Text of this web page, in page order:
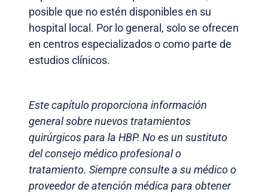
posible que no estén disponibles en su
hospital local. Por lo general, solo se ofrecen
en centros especializados o como parte de
estudios clínicos.
Este capítulo proporciona información
general sobre nuevos tratamientos
quirúrgicos para la HBP. No es un sustituto
del consejo médico profesional o
tratamiento. Siempre consulte a su médico o
proveedor de atención médica para obtener